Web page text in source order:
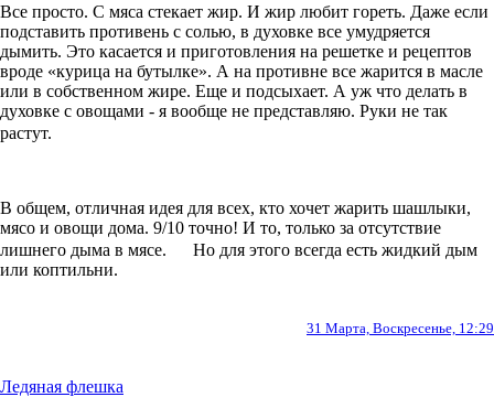
Все просто. С мяса стекает жир. И жир любит гореть. Даже если
подставить противень с солью, в духовке все умудряется
дымить. Это касается и приготовления на решетке и рецептов
вроде «курица на бутылке». А на противне все жарится в масле
или в собственном жире. Еще и подсыхает. А уж что делать в
духовке с овощами - я вообще не представляю. Руки не так
растут.
В общем, отличная идея для всех, кто хочет жарить шашлыки,
мясо и овощи дома. 9/10 точно! И то, только за отсутствие
лишнего дыма в мясе.
Но для этого всегда есть жидкий дым
или коптильни.
31 Марта, Воскресенье, 12:29
Ледяная флешка